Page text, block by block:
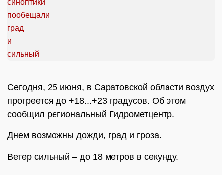
Сегодня, 25 июня, в Саратовской области воздух
прогреется до +18...+23 градусов. Об этом
сообщил региональный Гидрометцентр.
Днем возможны дожди, град и гроза.
Ветер сильный – до 18 метров в секунду.